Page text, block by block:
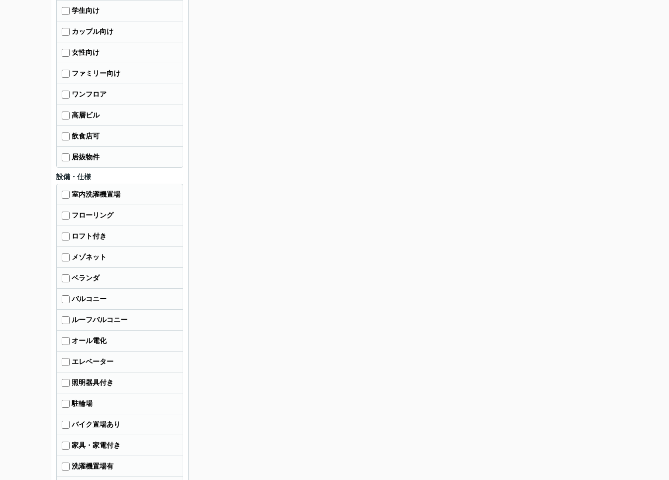
学生向け
カップル向け
女性向け
ファミリー向け
ワンフロア
高層ビル
飲食店可
居抜物件
設備・仕様
室内洗濯機置場
フローリング
ロフト付き
メゾネット
ベランダ
バルコニー
ルーフバルコニー
オール電化
エレベーター
照明器具付き
駐輪場
バイク置場あり
家具・家電付き
洗濯機置場有